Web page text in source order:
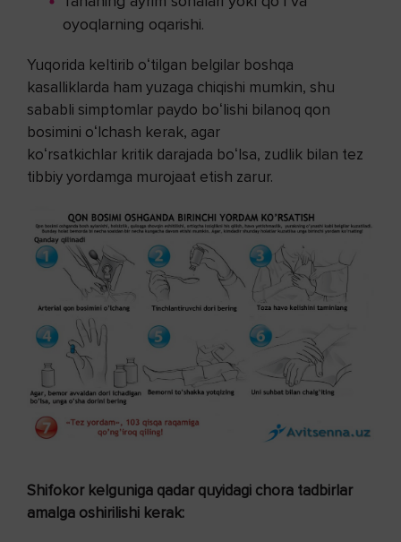
oyoqlarning oqarishi.
Yuqorida keltirib oʻtilgan belgilar boshqa
kasalliklarda ham yuzaga chiqishi mumkin, shu
sababli simptomlar paydo boʻlishi bilanoq qon
bosimini oʻlchash kerak, agar
koʻrsatkichlar kritik darajada boʻlsa, zudlik bilan tez
tibbiy yordamga murojaat etish zarur.
Shifokor kelguniga qadar quyidagi chora tadbirlar
amalga oshirilishi kerak: